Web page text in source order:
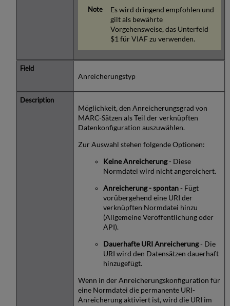
Es wird dringend empfohlen und
gilt als bewährte
Vorgehensweise, das Unterfeld
$1 für VIAF zu verwenden.
Anreicherungstyp
Möglichkeit, den Anreicherungsgrad von
MARC-Sätzen als Teil der verknüpften
Datenkonfiguration auszuwählen.
Zur Auswahl stehen folgende Optionen:
Keine Anreicherung- Diese
Normdatei wird nicht angereichert.
Anreicherung - spontan- Fügt
vorübergehend eine URI der
verknüpften Normdatei hinzu
(Allgemeine Veröffentlichung oder
API).
Dauerhafte URI Anreicherung- Die
URI wird den Datensätzen dauerhaft
hinzugefügt.
Wenn in der Anreicherungskonfiguration für
eine Normdatei die permanente URI-
Anreicherung aktiviert ist, wird die URI im